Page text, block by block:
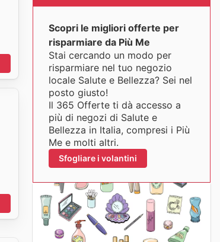
Scopri le migliori offerte per
risparmiare da Più Me
Stai cercando un modo per
risparmiare nel tuo negozio
locale Salute e Bellezza? Sei nel
posto giusto!
Il 365 Offerte ti dà accesso a
più di negozi di Salute e
Bellezza in Italia, compresi i Più
Me e molti altri.
Sfogliare i volantini